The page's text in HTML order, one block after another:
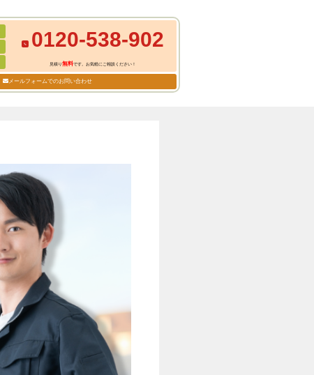
0120-538-902
見積り無料です。お気軽にご相談ください！
メールフォームでのお問い合わせ